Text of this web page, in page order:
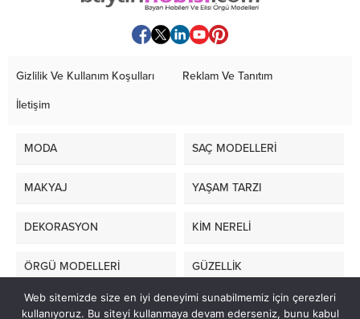
Gizlilik Ve Kullanım Koşulları Reklam Ve Tanıtım
İletişim
MODA SAÇ MODELLERİ
MAKYAJ YAŞAM TARZI
DEKORASYON KİM NERELİ
ÖRGÜ MODELLERİ GÜZELLİK
LİFE STYLE
Web sitemizde size en iyi deneyimi sunabilmemiz için çerezleri
kullanıyoruz. Bu siteyi kullanmaya devam ederseniz, bunu kabul